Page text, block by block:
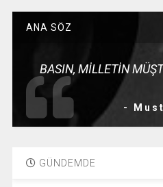
ANA SÖZ
BASIN, MİLLETİN
-
GÜNDEMDE